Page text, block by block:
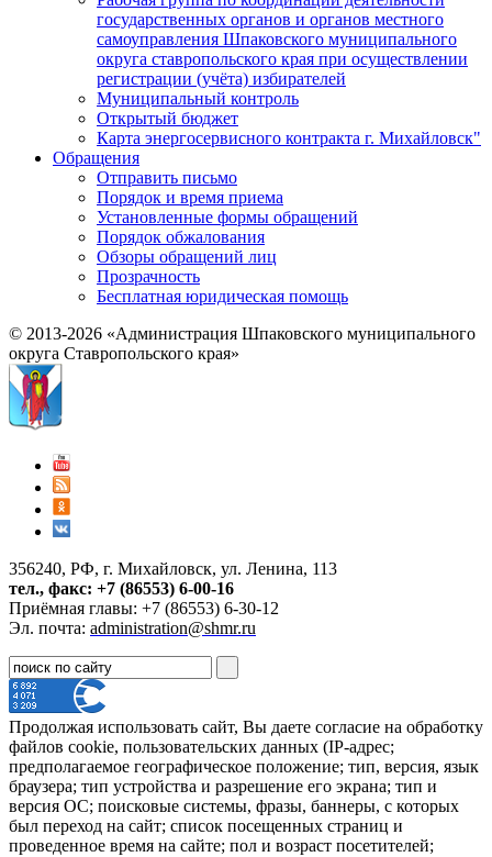
государственных органов и органов местного
самоуправления Шпаковского муниципального
округа ставропольского края при осуществлении
регистрации (учёта) избирателей
Муниципальный контроль
Открытый бюджет
Карта энергосервисного контракта г. Михайловск"
Обращения
Отправить письмо
Порядок и время приема
Установленные формы обращений
Порядок обжалования
Обзоры обращений лиц
Прозрачность
Бесплатная юридическая помощь
© 2013-2026 «Администрация Шпаковского муниципального
округа Ставропольского края»
356240, РФ, г. Михайловск, ул. Ленина, 113
тел., факс: +7 (86553) 6-00-16
Приёмная главы: +7 (86553) 6-30-12
Эл. почта: administration@shmr.ru
Продолжая использовать сайт, Вы даете согласие на обработку
файлов cookie, пользовательских данных (IP-адрес;
предполагаемое географическое положение; тип, версия, язык
браузера; тип устройства и разрешение его экрана; тип и
версия ОС; поисковые системы, фразы, баннеры, с которых
был переход на сайт; список посещенных страниц и
проведенное время на сайте; пол и возраст посетителей;